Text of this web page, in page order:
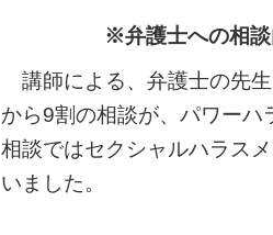
o
k
※弁護士への相談
講師による、弁護士の先
から9割の相談が、パワー
相談ではセクシャルハラス
いました。